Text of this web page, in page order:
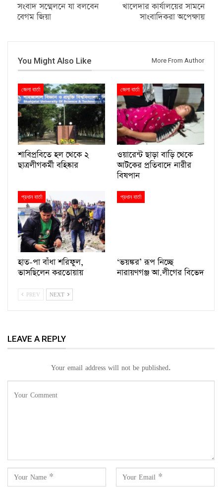
সংবাদ সম্মেলনে যা বলবেন
বেগম জিয়া
খালেদার কার্যালয়ের সামনে
সাংবাদিকরা অপেক্ষায়
You Might Also Like More From Author
জেলা বার্তা
শাবিপ্রবিতে হল থেকে ২
ছাত্রলীগকর্মী বহিষ্কার
জেলা বার্তা
ওয়ারেন্ট ছাড়া বাড়ি থেকে
আটকের প্রতিবাদে নারীর
বিষপান
প্রধান বার্তা
হাত-পা বাঁধা শরিফুল,
ভাসছিলেন করতোয়ায়
প্রধান বার্তা
‘ভয়ঙ্কর’ রূপ নিচ্ছে
নারায়ণগঞ্জ আ.লীগের বিভেদ
PREV NEXT
LEAVE A REPLY
Your email address will not be published.